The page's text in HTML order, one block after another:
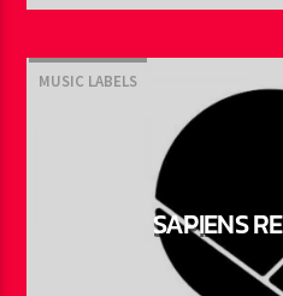
MUSIC LABELS
SAPIENS